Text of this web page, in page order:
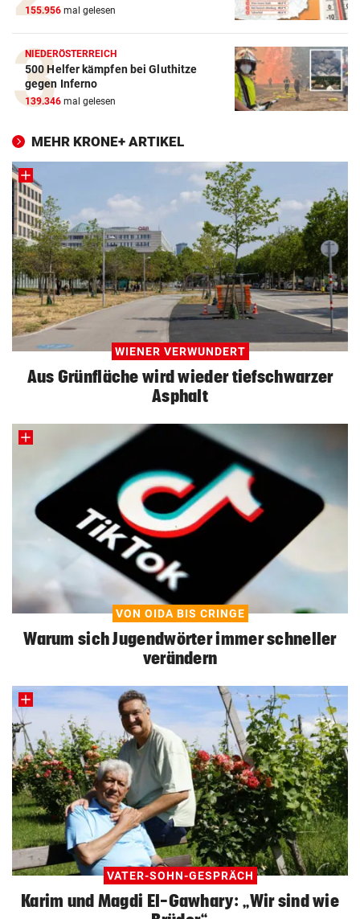
155.956 mal gelesen
NIEDERÖSTERREICH
500 Helfer kämpfen bei Gluthitze
gegen Inferno
139.346 mal gelesen
MEHR KRONE+ ARTIKEL
WIENER VERWUNDERT
Aus Grünfläche wird wieder tiefschwarzer
Asphalt
VON OIDA BIS CRINGE
Warum sich Jugendwörter immer schneller
verändern
VATER-SOHN-GESPRÄCH
Karim und Magdi El-Gawhary: „Wir sind wie